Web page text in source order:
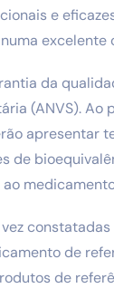
e
da
(ANVS).
apresentar
de
ao
vez
de
de